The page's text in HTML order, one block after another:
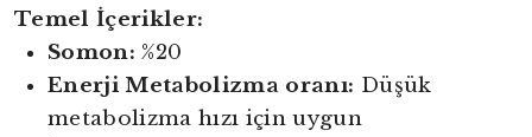
Temel İçerikler:
Somon: %20
Enerji Metabolizma oranı: Düşük
metabolizma hızı için uygun